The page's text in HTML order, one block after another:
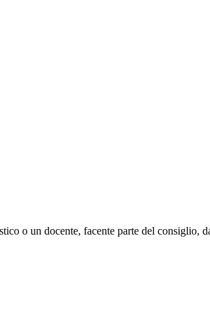
o un docente, facente parte del consiglio,